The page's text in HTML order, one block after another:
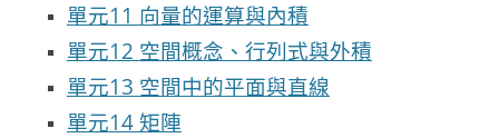
單元11 向量的運算與內積
單元12 空間概念、行列式與外積
單元13 空間中的平面與直線
單元14 矩陣